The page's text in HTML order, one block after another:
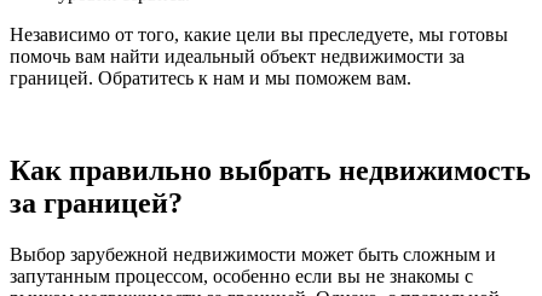
Независимо от того, какие цели вы преследуете, мы готовы
помочь вам найти идеальный объект недвижимости за
границей. Обратитесь к нам и мы поможем вам.
Как правильно выбрать недвижимость
за границей?
Выбор зарубежной недвижимости может быть сложным и
запутанным процессом, особенно если вы не знакомы с